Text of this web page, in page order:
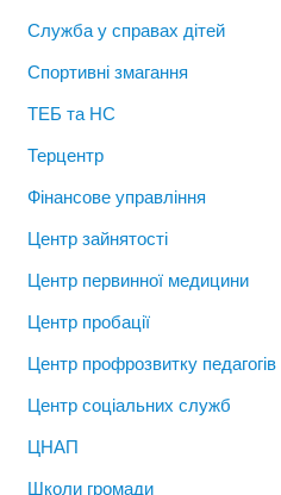
Служба у справах дітей
Спортивні змагання
ТЕБ та НС
Терцентр
Фінансове управління
Центр зайнятості
Центр первинної медицини
Центр пробації
Центр профрозвитку педагогів
Центр соціальних служб
ЦНАП
Школи громади